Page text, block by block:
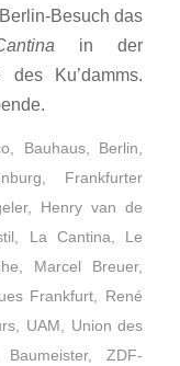
Besuch das
in der
Ku’damms.
, Bauhaus, Berlin,
, Frankfurter
, Henry van de
, La Cantina, Le
, Marcel Breuer,
Frankfurt, René
, UAM, Union des
Baumeister,ZDF-